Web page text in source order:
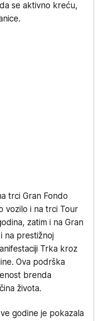
se aktivno kreću,
trci Gran Fondo
vozilo i na trci Tour
zatim i na Gran
na prestižnoj
Trka kroz
Ova podrška
brenda
života.
godine je pokazala